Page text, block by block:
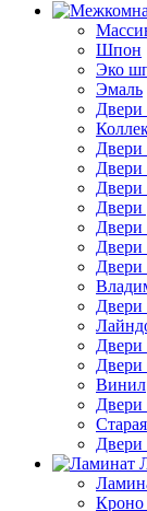
Шпон
Эко
Эмаль
Двери
Двери
Двери
Двери
Двери
Двери
Двери
Винил
Двери
Кроно